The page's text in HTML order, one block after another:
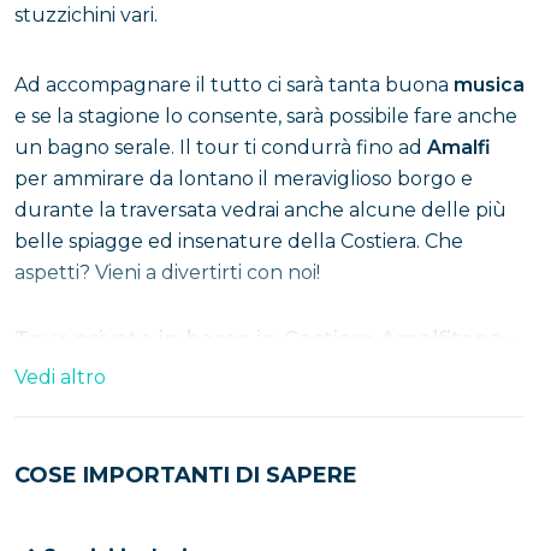
stuzzichini vari.
Ad accompagnare il tutto ci sarà tanta buona musica
e se la stagione lo consente, sarà possibile fare anche
un bagno serale. Il tour ti condurrà fino ad Amalfi
per ammirare da lontano il meraviglioso borgo e
durante la traversata vedrai anche alcune delle più
belle spiagge ed insenature della Costiera. Che
aspetti? Vieni a divertirti con noi!
Tour privato in barca in Costiera Amalfitana –
Full day con aperitivo, da Salerno e altri porti
costa che ogni anno conquista migliaia di visitatori
Vedi altro
COSE IMPORTANTI DI SAPERE